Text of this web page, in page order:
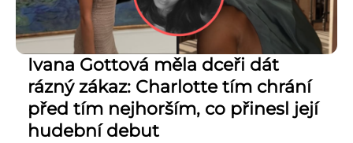
Ivana Gottová měla dceři dát
rázný zákaz: Charlotte tím chrání
před tím nejhorším, co přinesl její
hudební debut